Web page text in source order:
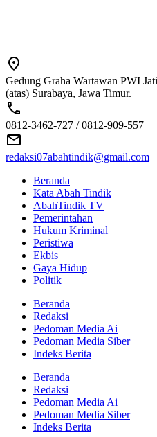
Gedung Graha Wartawan PWI
(atas) Surabaya, Jawa Timur.
0812-3462-727 / 0812-909-557
redaksi07abahtindik@gmail.com
Beranda
Kata Abah Tindik
AbahTindik TV
Pemerintahan
Hukum Kriminal
Peristiwa
Ekbis
Gaya Hidup
Politik
Beranda
Redaksi
Pedoman Media Ai
Pedoman Media Siber
Indeks Berita
Beranda
Redaksi
Pedoman Media Ai
Pedoman Media Siber
Indeks Berita